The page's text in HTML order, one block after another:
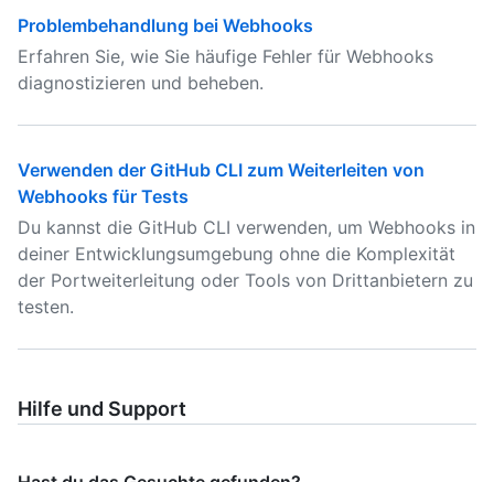
Problembehandlung bei Webhooks
Erfahren Sie, wie Sie häufige Fehler für Webhooks
diagnostizieren und beheben.
Verwenden der GitHub CLI zum Weiterleiten von
Webhooks für Tests
Du kannst die GitHub CLI verwenden, um Webhooks in
deiner Entwicklungsumgebung ohne die Komplexität
der Portweiterleitung oder Tools von Drittanbietern zu
testen.
Hilfe und Support